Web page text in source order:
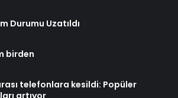
Durumu Uzatıldı
birden
telefonlara kesildi: Popüler